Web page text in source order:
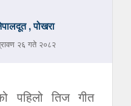
, पोखरा
२६ गते २०८२
पहिलो तिज गीत